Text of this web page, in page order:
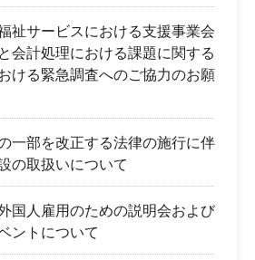
祉サービスにおける支援事業会
会計処理における課題に関する
ける緊急調査へのご協力のお願
一部を改正する法律の施行に伴
の取扱いについて
国人雇用のための説明会および
ントについて